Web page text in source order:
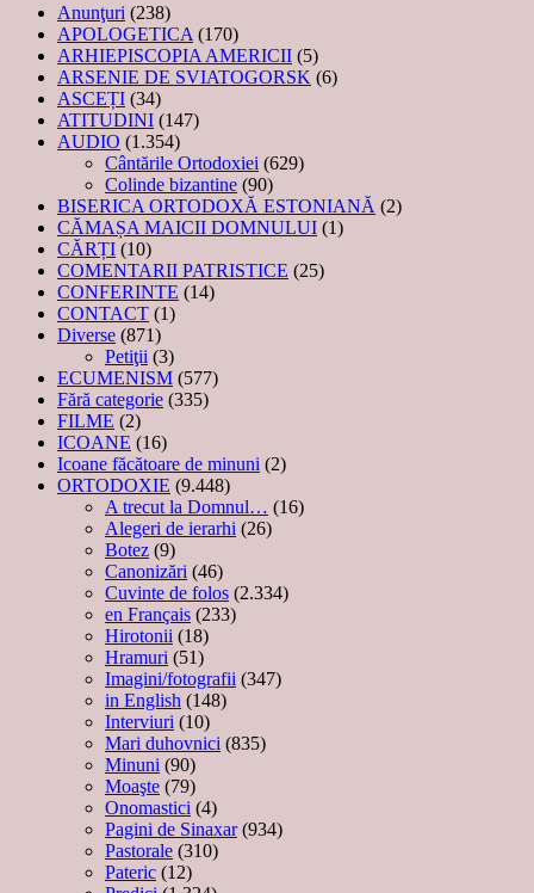
Anunţuri (238)
APOLOGETICA (170)
ARHIEPISCOPIA AMERICII (5)
ARSENIE DE SVIATOGORSK (6)
ASCEȚI (34)
ATITUDINI (147)
AUDIO (1.354)
Cântările Ortodoxiei (629)
Colinde bizantine (90)
BISERICA ORTODOXĂ ESTONIANĂ (2)
CĂMAȘA MAICII DOMNULUI (1)
CĂRȚI (10)
COMENTARII PATRISTICE (25)
CONFERINTE (14)
CONTACT (1)
Diverse (871)
Petiţii (3)
ECUMENISM (577)
Fără categorie (335)
FILME (2)
ICOANE (16)
Icoane făcătoare de minuni (2)
ORTODOXIE (9.448)
A trecut la Domnul… (16)
Alegeri de ierarhi (26)
Botez (9)
Canonizări (46)
Cuvinte de folos (2.334)
en Français (233)
Hirotonii (18)
Hramuri (51)
Imagini/fotografii (347)
in English (148)
Interviuri (10)
Mari duhovnici (835)
Minuni (90)
Moaşte (79)
Onomastici (4)
Pagini de Sinaxar(934)
Pastorale (310)
Pateric (12)